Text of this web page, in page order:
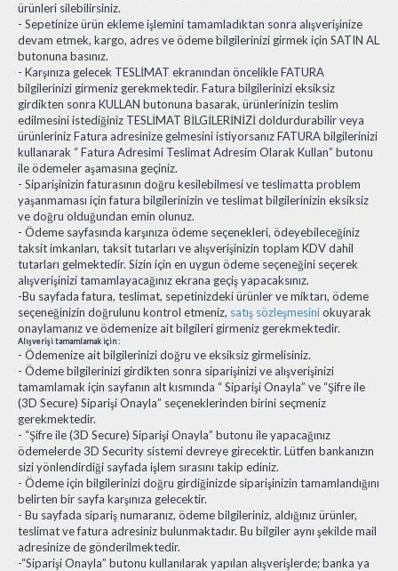
ürünleri silebilirsiniz.
- Sepetinize ürün ekleme işlemini tamamladıktan sonra alışverişinize
devam etmek, kargo, adres ve ödeme bilgilerinizi girmek için SATIN AL
butonuna basınız.
- Karşınıza gelecek TESLİMAT ekranından öncelikle FATURA
bilgilerinizi girmeniz gerekmektedir. Fatura bilgilerinizi eksiksiz
girdikten sonra KULLAN butonuna basarak, ürünlerinizin teslim
edilmesini istediğiniz TESLİMAT BİLGİLERİNİZİ doldurdurabilir veya
ürünleriniz Fatura adresinize gelmesini istiyorsanız FATURA bilgilerinizi
kullanarak “ Fatura Adresimi Teslimat Adresim Olarak Kullan” butonu
ile ödemeler aşamasına geçiniz.
- Siparişinizin faturasının doğru kesilebilmesi ve teslimatta problem
yaşanmaması için fatura bilgilerinizin ve teslimat bilgilerinizin eksiksiz
ve doğru olduğundan emin olunuz.
- Ödeme sayfasında karşınıza ödeme seçenekleri, ödeyebileceğiniz
taksit imkanları, taksit tutarları ve alışverişinizin toplam KDV dahil
tutarları gelmektedir. Sizin için en uygun ödeme seçeneğini seçerek
alışverişinizi tamamlayacağınız ekrana geçiş yapacaksınız.
-Bu sayfada fatura, teslimat, sepetinizdeki ürünler ve miktarı, ödeme
seçeneğinizin doğrulunu kontrol etmeniz, satış sözleşmesiniokuyarak
onaylamanız ve ödemenize ait bilgileri girmeniz gerekmektedir.
Alışverişi tamamlamak için :
- Ödemenize ait bilgilerinizi doğru ve eksiksiz girmelisiniz.
- Ödeme bilgilerinizi girdikten sonra siparişinizi ve alışverişinizi
tamamlamak için sayfanın alt kısmında “ Siparişi Onayla” ve “Şifre ile
(3D Secure) Siparişi Onayla” seçeneklerinden birini seçmeniz
gerekmektedir.
- “Şifre ile (3D Secure) Siparişi Onayla” butonu ile yapacağınız
ödemelerde 3D Security sistemi devreye girecektir. Lütfen bankanızın
sizi yönlendirdiği sayfada işlem sırasını takip ediniz.
- Ödeme için bilgilerinizi doğru girdiğinizde siparişinizin tamamlandığını
belirten bir sayfa karşınıza gelecektir.
- Bu sayfada sipariş numaranız, ödeme bilgileriniz, aldığınız ürünler,
teslimat ve fatura adresiniz bulunmaktadır. Bu bilgiler aynı şekilde mail
adresinize de gönderilmektedir.
-“Siparişi Onayla” butonu kullanılarak yapılan alışverişlerde; banka ya